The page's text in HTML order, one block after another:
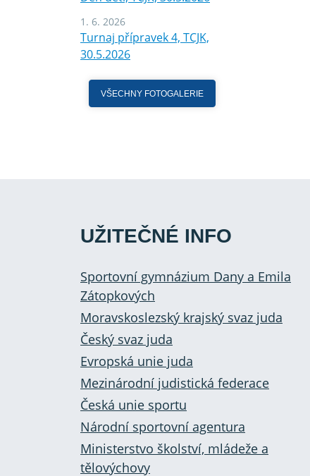
1. 6. 2026
Turnaj přípravek 4, TCJK,
30.5.2026
VŠECHNY FOTOGALERIE
UŽITEČNÉ INFO
Sportovní gymnázium Dany a Emila
Zátopkových
Moravskoslezský krajský svaz juda
Český svaz juda
Evropská unie juda
Mezinárodní judistická federace
Česká unie sportu
Národní sportovní agentura
Ministerstvo školství, mládeže a
tělovýchovy